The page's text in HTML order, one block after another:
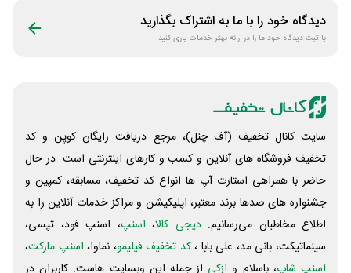
دیدگاه خود را با ما به اشتراک بگذارید
با ثبت دیدگاه خود ما را در ارائه بهتر خدمات یاری کنید
سایت کانال تخفیف (آف چنل)، مرجع دریافت رایگان کوپن و کد
تخفیف فروشگاه های آنلاین و کسب و‌ کارهای اینترنتی است. در حال
حاضر با همراهی استارت آپ ها انواع کد تخفیف، مسابقه، کمپین و
جشنواره های صدها برند معتبر، اپلیکیشن و مراکز خدمات آنلاین را به
اطلاع مخاطبان می‌رسانیم. دیجی کالا، اسنپ، اسنپ فود، تپسی،
سینماتیکت، بانی مد، علی‌ بابا ،کد تخفیف فیلیمو، نماوا، اسنپ مارکت،
اسنپ شاپ، باسلام و ازکی از جمله این وبسایت ‌هاست. کاربران در